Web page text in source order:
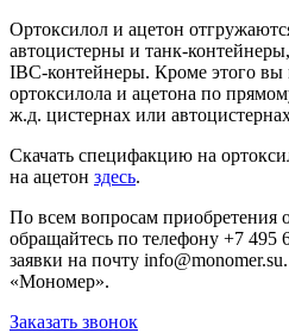
Ортоксилол и ацетон
автоцистерны и танк-
IBC-контейнеры. Кроме этого вы
ортоксилола и ацетона по
ж.д. цистернах или
Скачать специфакцию на
на ацетон здесь.
По всем вопросам приобретения
обращайтесь по телефону +7 495
заявки на почту
«Мономер».
Заказать звонок